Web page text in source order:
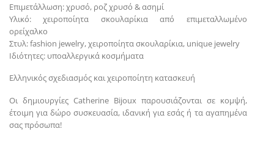
Επιμετάλλωση: χρυσό, ροζ χρυσό & ασημί
Υλικό: χειροποίητα σκουλαρίκια από επιμεταλλωμένο
ορείχαλκο
Στυλ: fashion jewelry, χειροποίητα σκουλαρίκια, unique jewelry
Ιδιότητες: υποαλλεργικά κοσμήματα
Ελληνικός σχεδιασμός και χειροποίητη κατασκευή
Οι δημιουργίες Catherine Bijoux παρουσιάζονται σε κομψή,
έτοιμη για δώρο συσκευασία, ιδανική για εσάς ή τα αγαπημένα
σας πρόσωπα!